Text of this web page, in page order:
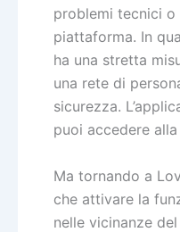
problemi tecnici o
piattaforma. In
ha una stretta
una rete di
sicurezza.
puoi accedere
Ma tornando a
che attivare la
nelle vicinanze